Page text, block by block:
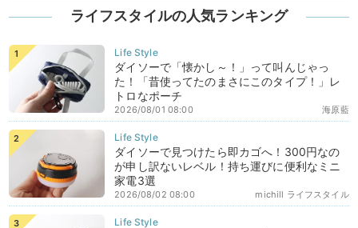
ライフスタイルの人気ランキング
ダイソーで「懐かし～！」って叫んじゃっ
た！「昔使ってたのまさにこのタイプ！」レ
トロなポーチ
海原藍
2026/08/01 08:00
ダイソーで見つけたら即カゴへ！300円なの
が申し訳ないレベル！持ち運びに便利なミニ
家電3選
michill ライフスタイル
2026/08/02 08:00